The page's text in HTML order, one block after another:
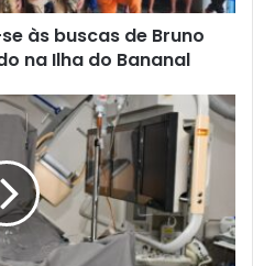
às buscas de Bruno
na Ilha do Bananal